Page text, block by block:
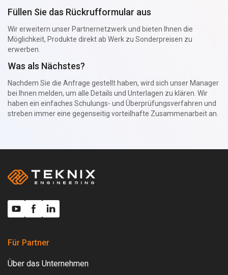
Füllen Sie das Rückrufformular aus
Wir erweitern unser Partnernetzwerk und bieten Ihnen die
Möglichkeit, Produkte direkt ab Werk zu Sonderpreisen zu
erwerben.
Was als Nächstes?
Nachdem Sie die Anfrage gestellt haben, wird sich unser Manager
bei Ihnen melden, um alle Details und Unterlagen zu klären. Wir
haben ein einfaches Schulungs- und Überprüfungsverfahren und
streben immer eine gegenseitig vorteilhafte Zusammenarbeit an.
Für Partner
Über das Unternehmen